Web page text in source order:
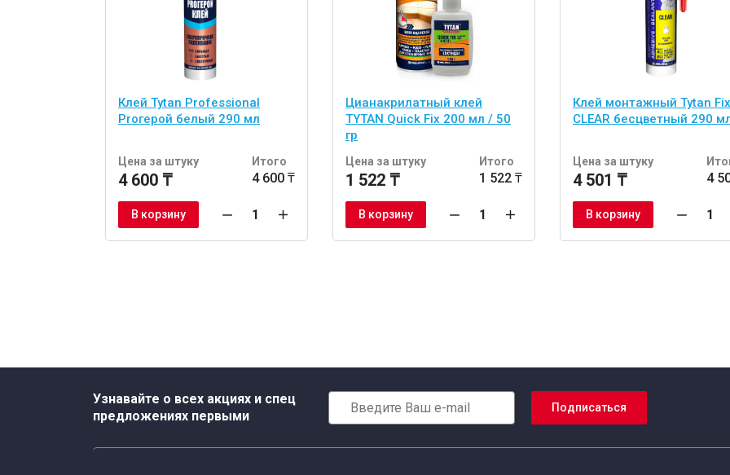
Клей Tytan Professional
Proгерой белый 290 мл
Цена за штуку
4 600 ₸
Итого
4 600 ₸
В корзину
Цианакрилатный клей
TYTAN Quick Fix 200 мл / 50
гр
Цена за штуку
1 522 ₸
Итого
1 522 ₸
В корзину
Клей монтажный Tytan
CLEAR бесцветный 290
Цена за штуку
4 501 ₸ 4
В корзину
Узнавайте о всех акциях и спец
предложениях первыми
Подписаться